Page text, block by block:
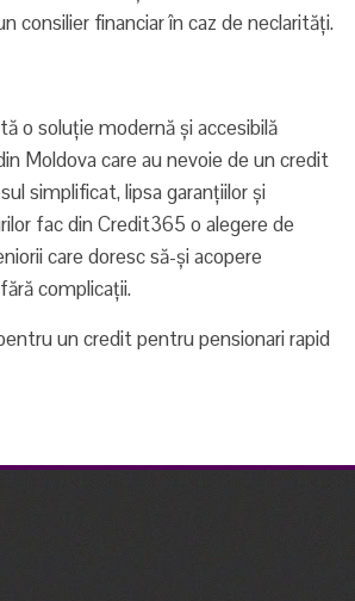
consilier financiar în caz de neclarități.
o soluție modernă și accesibilă
Moldova care au nevoie de un credit
simplificat, lipsa garanțiilor și
fac din Credit365 o alegere de
care doresc să-și acopere
complicații.
un credit pentru pensionari rapid